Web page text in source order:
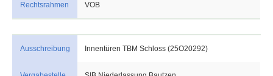
Rechtsrahmen VOB
Ausschreibung Innentüren TBM Schloss (25O20292)